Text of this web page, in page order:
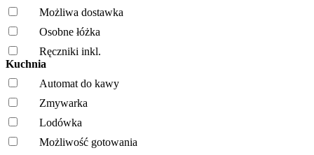
Możliwa dostawka
Osobne łóżka
Ręczniki inkl.
Kuchnia
Automat do kawy
Zmywarka
Lodówka
Możliwość gotowania